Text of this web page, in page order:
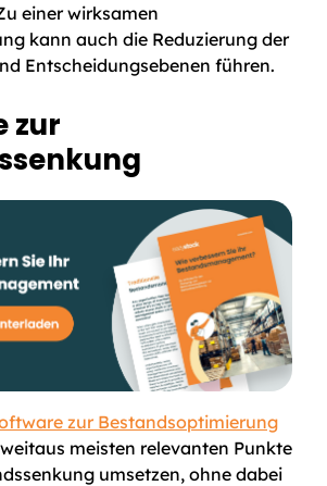
einer wirksamen
kann auch die Reduzierung der
Entscheidungsebenen führen.
zur
zur Bestandsoptimierung
meisten relevanten Punkte
umsetzen, ohne dabei